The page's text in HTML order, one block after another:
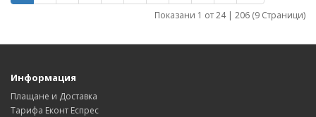
Показани 1 от 24 | 206 (9 Страници)
Информация
Плащане и Доставка
Тарифа Еконт Еспрес